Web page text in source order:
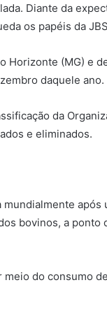
Diante da
os papéis da
(MG) e
daquele ano.
da
e eliminados.
bovinos, a
do consumo